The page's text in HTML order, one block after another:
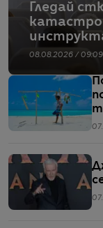
Гледай
08.08.2026 / 09:09